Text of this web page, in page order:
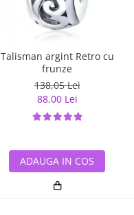
Talisman argint Retro cu
frunze
138,05 Lei
88,00 Lei
ADAUGA IN COS